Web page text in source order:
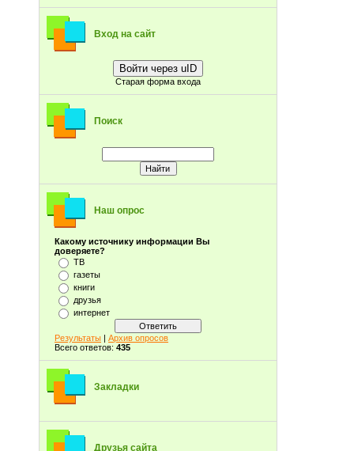
Вход на сайт
Войти через uID
Старая форма входа
Поиск
Наш опрос
Какому источнику информации Вы
доверяете?
ТВ
газеты
книги
друзья
интернет
Результаты | Архив опросов
Всего ответов: 435
Закладки
Друзья сайта